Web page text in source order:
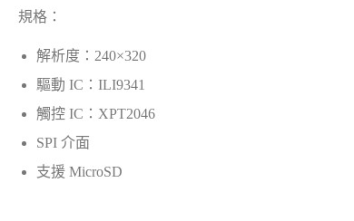
規格：
解析度：240×320
驅動 IC：ILI9341
觸控 IC：XPT2046
SPI 介面
支援 MicroSD